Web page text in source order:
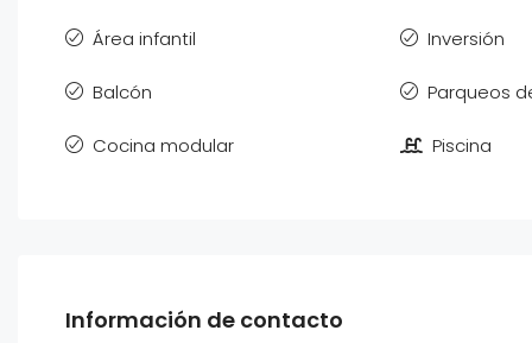
Área infantil
Balcón
Cocina modular
Inversión
Parqueos
Piscina
Información de contacto